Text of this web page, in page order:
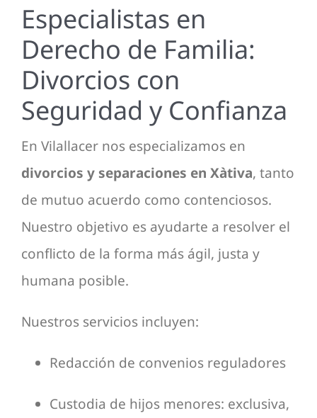
Especialistas en
Derecho de Familia:
Divorcios con
Seguridad y Confianza
En Vilallacer nos especializamos en
divorcios y separaciones en Xàtiva, tanto
de mutuo acuerdo como contenciosos.
Nuestro objetivo es ayudarte a resolver el
conflicto de la forma más ágil, justa y
humana posible.
Nuestros servicios incluyen:
Redacción de convenios reguladores
Custodia de hijos menores: exclusiva,